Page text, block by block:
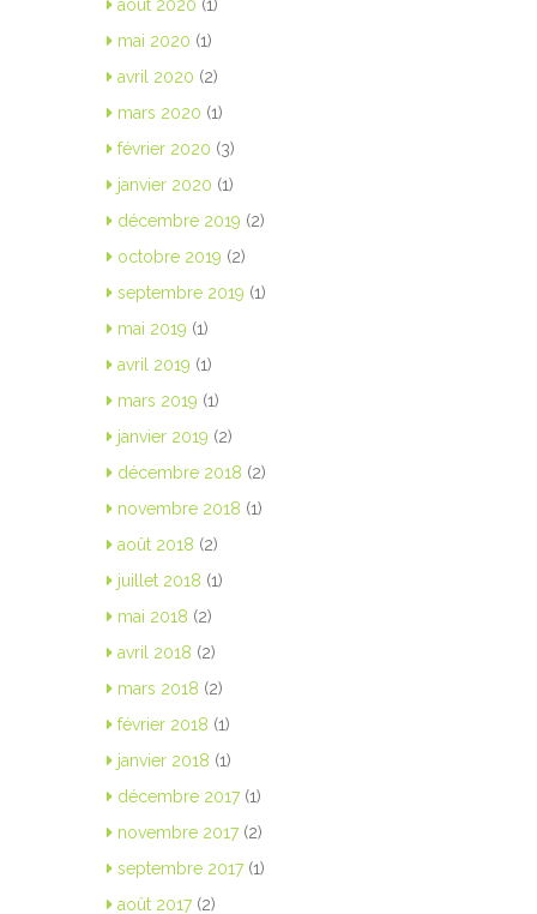
août 2020 (1)
mai 2020 (1)
avril 2020 (2)
mars 2020 (1)
février 2020 (3)
janvier 2020 (1)
décembre 2019 (2)
octobre 2019 (2)
septembre 2019 (1)
mai 2019 (1)
avril 2019 (1)
mars 2019 (1)
janvier 2019 (2)
décembre 2018 (2)
novembre 2018 (1)
août 2018 (2)
juillet 2018 (1)
mai 2018 (2)
avril 2018 (2)
mars 2018 (2)
février 2018 (1)
janvier 2018 (1)
décembre 2017(1)
novembre 2017(2)
septembre 2017(1)
août 2017(2)